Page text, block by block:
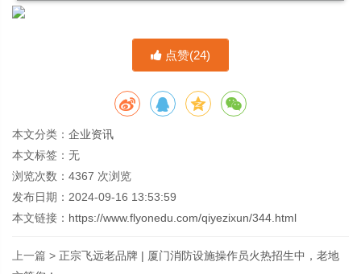
点赞(24)
本文分类： 企业资讯
本文标签：无
浏览次数： 4367 次浏览
发布日期：2024-09-16 13:53:59
本文链接： https://www.flyonedu.com/qiyezixun/344.html
上一篇 > 正宗飞远老品牌 | 厦门消防设施操作员火热招生中，老地